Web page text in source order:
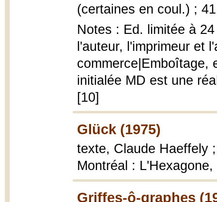
(certaines en coul.) ;
Notes : Ed. limitée à
l'auteur, l'imprimeur et
commerce|Emboîtage,
initialée MD est une
[10]
Glück (1975)
texte, Claude Haeffely
Montréal :
Griffes-ô-graphes